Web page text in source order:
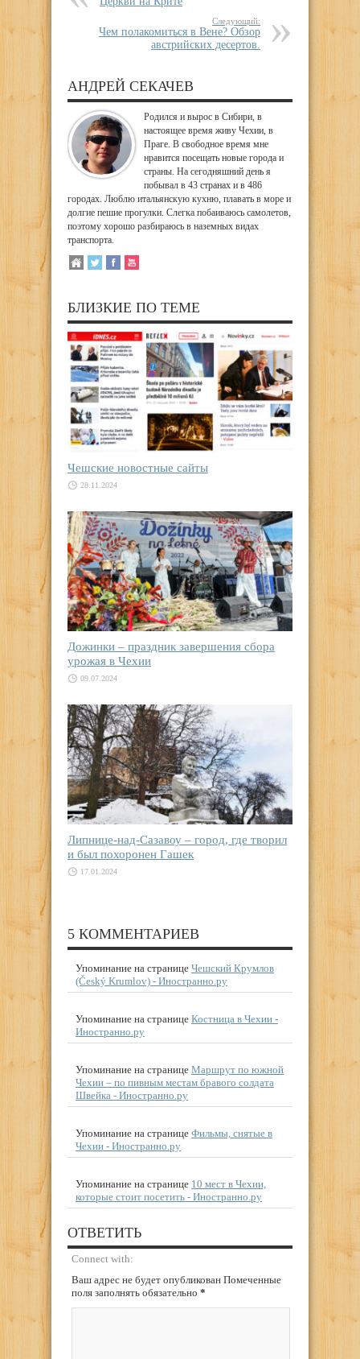
Следующий:
Чем полакомиться в Вене? Обзор
австрийских десертов.
АНДРЕЙ СЕКАЧЕВ
Родился и вырос в Сибири, в
настоящее время живу Чехии, в
Праге. В свободное время мне
нравится посещать новые города и
страны. На сегодняшний день я
побывал в 43 странах и в 486
городах. Люблю итальянскую кухню, плавать в море и
долгие пешие прогулки. Слегка побаиваюсь самолетов,
поэтому хорошо разбираюсь в наземных видах
транспорта.
БЛИЗКИЕ ПО ТЕМЕ
Чешские новостные сайты
28.11.2024
Дожинки – праздник завершения сбора
урожая в Чехии
09.07.2024
Липнице-над-Сазавоу – город, где творил
и был похоронен Гашек
17.01.2024
5 КОММЕНТАРИЕВ
Упоминание на странице Чешский Крумлов
(Český Krumlov) - Иностранно.ру
Упоминание на странице Костница в Чехии -
Иностранно.ру
Упоминание на странице Маршрут по южной
Чехии – по пивным местам бравого солдата
Швейка - Иностранно.ру
Упоминание на странице Фильмы, снятые в
Чехии - Иностранно.ру
Упоминание на странице 10 мест в Чехии,
которые стоит посетить - Иностранно.ру
ОТВЕТИТЬ
Connect with:
Ваш адрес не будет опубликован Помеченные
поля заполнять обязательно *